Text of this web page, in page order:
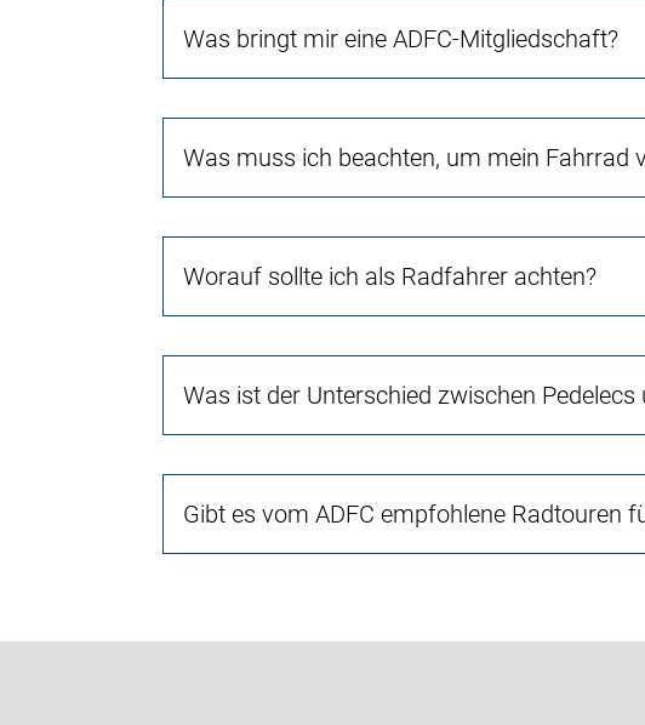
Was bringt mir eine ADFC-Mitgliedschaft?
Was muss ich beachten, um mein Fahrrad
Worauf sollte ich als Radfahrer achten?
Was ist der Unterschied zwischen Pedelecs
Gibt es vom ADFC empfohlene Radtouren